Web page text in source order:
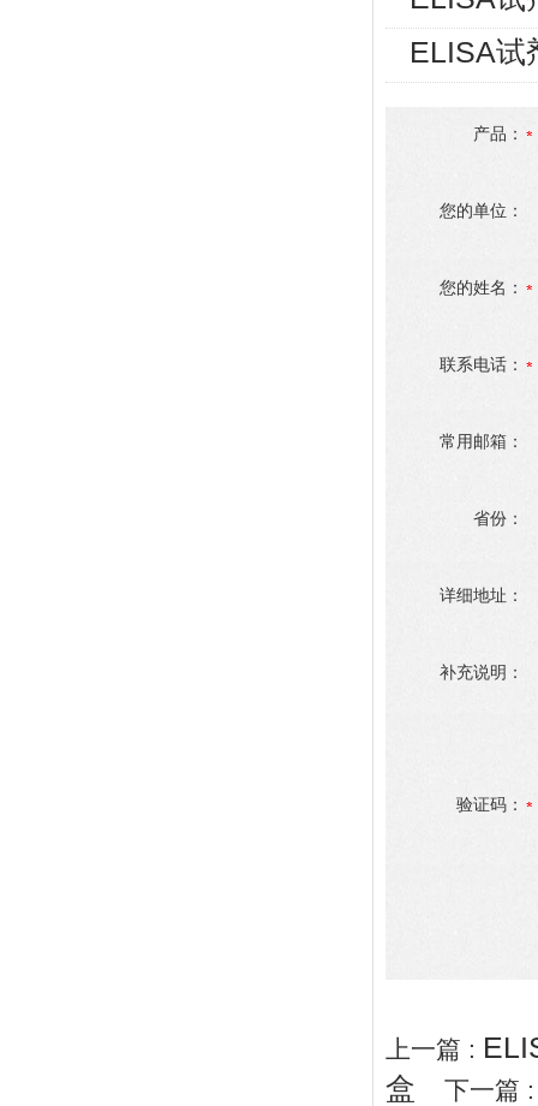
ELISA试
产品：
您的单位：
您的姓名：
联系电话：
常用邮箱：
省份：
详细地址：
补充说明：
验证码：
上一篇 :
盒 下一篇